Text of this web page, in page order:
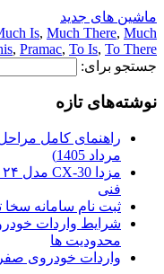
ماشین های جدید
Is, Much There, Much
, Pramac, To Is, To There
جستجو برای:
نوشته‌های تازه
مرداد 1405)
فنی
ثبت نام سامانه
شرایط واردات
محدودیت ها
واردات خودروی